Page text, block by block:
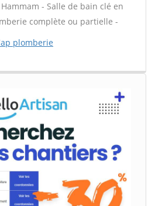
- Salle de bain clé en
complète ou partielle -
plomberie